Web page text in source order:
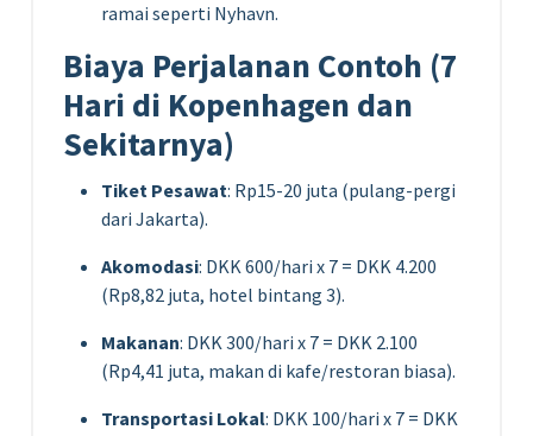
ramai seperti Nyhavn.
Biaya Perjalanan Contoh (7
Hari di Kopenhagen dan
Sekitarnya)
Tiket Pesawat: Rp15-20 juta (pulang-pergi
dari Jakarta).
Akomodasi: DKK 600/hari x 7 = DKK 4.200
(Rp8,82 juta, hotel bintang 3).
Makanan: DKK 300/hari x 7 = DKK 2.100
(Rp4,41 juta, makan di kafe/restoran biasa).
Transportasi Lokal: DKK 100/hari x 7 = DKK